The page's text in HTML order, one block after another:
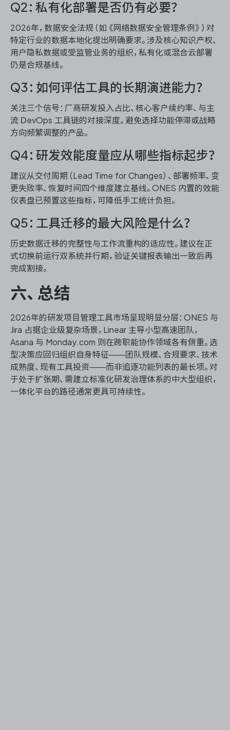
Q2：私有化部署是否仍有必要？
2026年，数据安全法规（如《网络数据安全管理条例》）对
特定行业的数据本地化提出明确要求。涉及核心知识产权、
用户隐私数据或受监管业务的组织，私有化或混合云部署
仍是合规基线。
Q3：如何评估工具的长期演进能力？
关注三个信号：厂商研发投入占比、核心客户续约率、与主
流 DevOps 工具链的对接深度。避免选择功能停滞或战略
方向频繁调整的产品。
Q4：研发效能度量应从哪些指标起步？
建议从交付周期（Lead Time for Changes）、部署频率、变
更失败率、恢复时间四个维度建立基线。ONES 内置的效能
仪表盘已预置这些指标，可降低手工统计负担。
Q5：工具迁移的最大风险是什么？
历史数据迁移的完整性与工作流重构的适应性。建议在正
式切换前运行双系统并行期，验证关键报表输出一致后再
完成割接。
六、总结
2026年的研发项目管理工具市场呈现明显分层：ONES 与
Jira 占据企业级复杂场景，Linear 主导小型高速团队，
Asana 与 Monday.com 则在跨职能协作领域各有侧重。选
型决策应回归组织自身特征——团队规模、合规要求、技术
成熟度、现有工具投资——而非追逐功能列表的最长项。对
于处于扩张期、需建立标准化研发治理体系的中大型组织，
一体化平台的路径通常更具可持续性。